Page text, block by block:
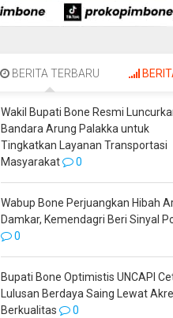
Wakil Bupati Bone
Resmi Luncurkan
Tingkatkan Layanan
BERITA TERBARU
Wakil Bupati Bone Resmi
Bandara Arung Palakka untuk
Tingkatkan Layanan Transportasi
Masyarakat
0
Wabup Bone Perjuangkan Hibah
Damkar, Kemendagri Beri Sinyal
0
Bupati Bone Optimistis UNCAPI
Lulusan Berdaya Saing Lewat
Berkualitas
0